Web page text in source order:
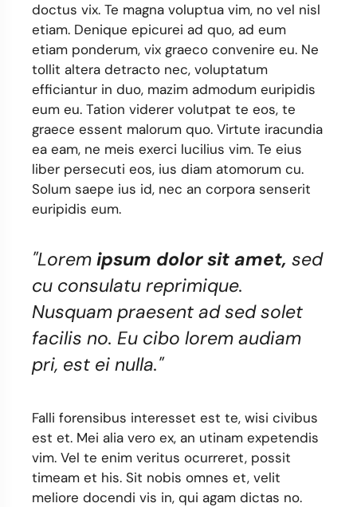
doctus vix. Te magna voluptua vim, no vel nisl
etiam. Denique epicurei ad quo, ad eum
etiam ponderum, vix graeco convenire eu. Ne
tollit altera detracto nec, voluptatum
efficiantur in duo, mazim admodum euripidis
eum eu. Tation viderer volutpat te eos, te
graece essent malorum quo. Virtute iracundia
ea eam, ne meis exerci lucilius vim. Te eius
liber persecuti eos, ius diam atomorum cu.
Solum saepe ius id, nec an corpora senserit
euripidis eum.
"Loremipsum dolor sit amet,sed
cu consulatu reprimique.
Nusquam praesent ad sed solet
facilis no. Eu cibo lorem audiam
pri, est ei nulla."
Falli forensibus interesset est te, wisi civibus
est et. Mei alia vero ex, an utinam expetendis
vim. Vel te enim veritus ocurreret, possit
timeam et his. Sit nobis omnes et, velit
meliore docendi vis in, qui agam dictas no.